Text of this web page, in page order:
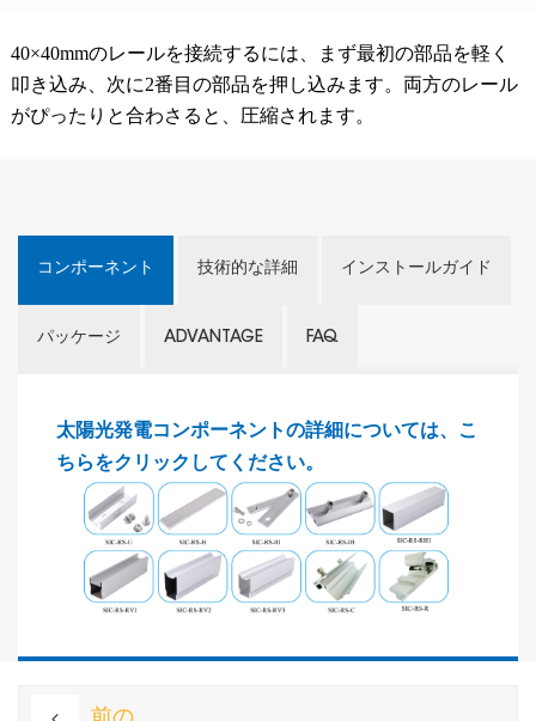
40×40mmのレールを接続するには、まず最初の部品を軽く
叩き込み、次に2番目の部品を押し込みます。両方のレール
がぴったりと合わさると、圧縮されます。
コンポーネント 技術的な詳細 インストールガイド
パッケージ ADVANTAGE FAQ
太陽光発電コンポーネントの詳細については、こ
ちらをクリックしてください。